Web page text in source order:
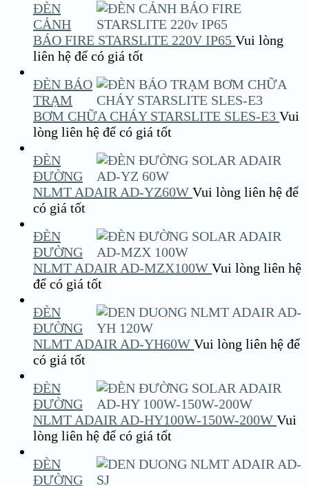
ĐÈN
CẢNH
BÁO FIRE STARSLITE 220V IP65 Vui lòng
liên hệ để có giá tốt
ĐÈN BÁO
TRẠM
BƠM CHỮA CHÁY STARSLITE SLES-E3 Vui
lòng liên hệ để có giá tốt
ĐÈN
ĐƯỜNG
NLMT ADAIR AD-YZ60W Vui lòng liên hệ để
có giá tốt
ĐÈN
ĐƯỜNG
NLMT ADAIR AD-MZX100W Vui lòng liên hệ
để có giá tốt
ĐÈN
ĐƯỜNG
NLMT ADAIR AD-YH60W Vui lòng liên hệ để
có giá tốt
ĐÈN
ĐƯỜNG
NLMT ADAIR AD-HY100W-150W-200W Vui
lòng liên hệ để có giá tốt
ĐÈN
ĐƯỜNG